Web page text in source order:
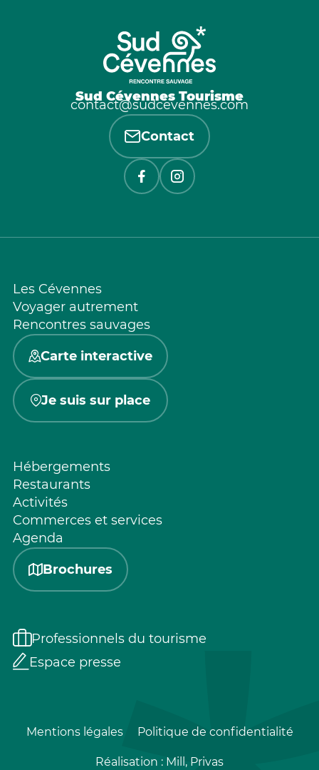
Sud Cévennes Tourisme
contact@sudcevennes.com
Contact
Les Cévennes
Voyager autrement
Rencontres sauvages
Carte interactive
Je suis sur place
Hébergements
Restaurants
Activités
Commerces et services
Agenda
Brochures
Professionnels du tourisme
Espace presse
Mentions légales Politique de confidentialité
Réalisation : Mill, Privas